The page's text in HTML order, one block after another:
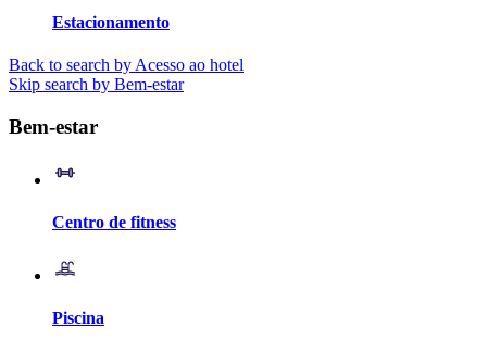
Estacionamento
Back to search by Acesso ao hotel
Skip search by Bem-estar
Bem-estar
Centro de fitness
Piscina